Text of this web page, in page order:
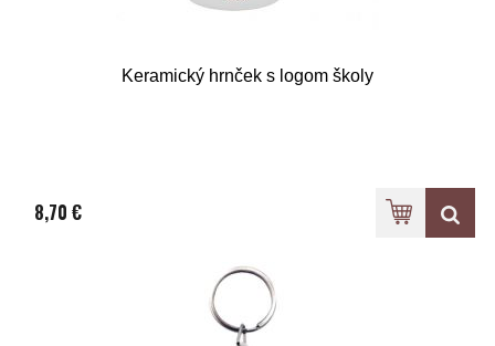
Keramický hrnček s logom školy
8,70 €